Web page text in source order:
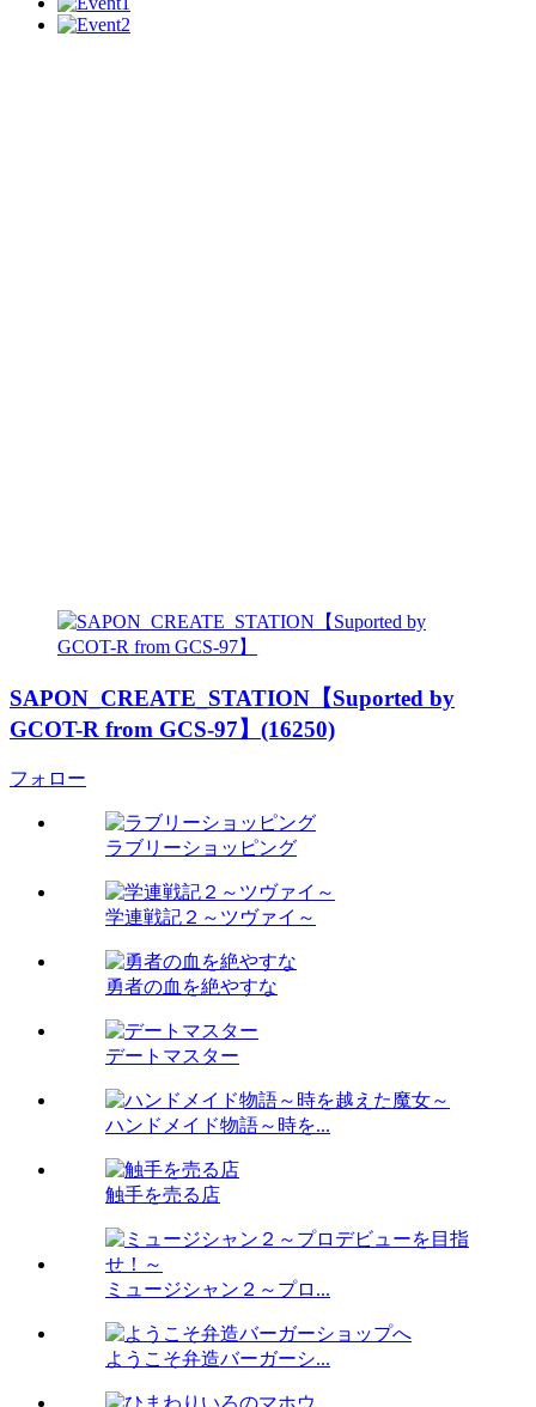
SAPON_CREATE_STATION【Suported by
GCOT-R from GCS-97】(16250)
フォロー
ラブリーショッピング
学連戦記２～ツヴァイ～
勇者の血を絶やすな
デートマスター
ハンドメイド物語～時を...
触手を売る店
ミュージシャン２～プロ...
ようこそ弁造バーガーシ...